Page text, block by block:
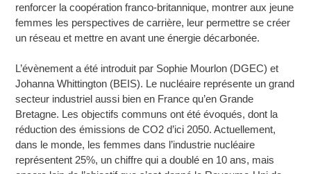
renforcer la coopération franco-britannique, montrer aux jeune
femmes les perspectives de carrière, leur permettre se créer
un réseau et mettre en avant une énergie décarbonée.
L’évènement a été introduit par Sophie Mourlon (DGEC) et
Johanna Whittington (BEIS). Le nucléaire représente un grand
secteur industriel aussi bien en France qu’en Grande
Bretagne. Les objectifs communs ont été évoqués, dont la
réduction des émissions de CO2 d’ici 2050. Actuellement,
dans le monde, les femmes dans l’industrie nucléaire
représentent 25%, un chiffre qui a doublé en 10 ans, mais